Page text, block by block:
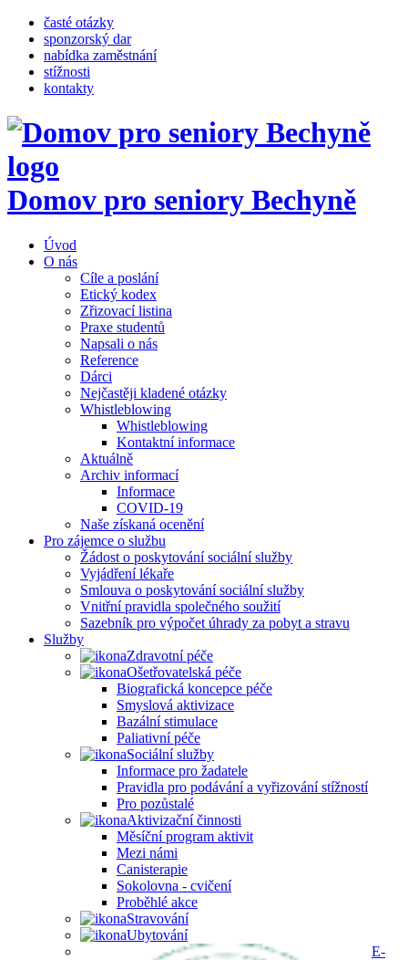
časté otázky
sponzorský dar
nabídka zaměstnání
stížnosti
kontakty
Domov pro seniory Bechyně
Úvod
O nás
Cíle a poslání
Etický kodex
Zřizovací listina
Praxe studentů
Napsali o nás
Reference
Dárci
Nejčastěji kladené otázky
Whistleblowing
Whistleblowing
Kontaktní informace
Aktuálně
Archiv informací
Informace
COVID-19
Naše získaná ocenění
Pro zájemce o službu
Žádost o poskytování sociální služby
Vyjádření lékaře
Smlouva o poskytování sociální služby
Vnitřní pravidla společného soužití
Sazebník pro výpočet úhrady za pobyt a stravu
Služby
Zdravotní péče
Ošetřovatelská péče
Biografická koncepce péče
Smyslová aktivizace
Bazální stimulace
Paliativní péče
Sociální služby
Informace pro žadatele
Pravidla pro podávání a vyřizování stížností
Pro pozůstalé
Aktivizační činnosti
Měsíční program aktivit
Mezi námi
Canisterapie
Sokolovna - cvičení
Proběhlé akce
Stravování
Ubytování
E-